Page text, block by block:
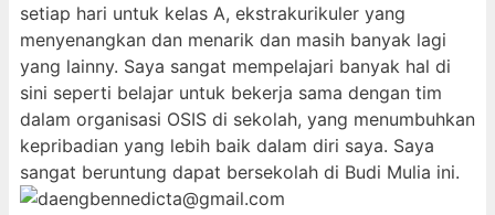
setiap hari untuk kelas A, ekstrakurikuler yang
menyenangkan dan menarik dan masih banyak lagi
yang lainny. Saya sangat mempelajari banyak hal di
sini seperti belajar untuk bekerja sama dengan tim
dalam organisasi OSIS di sekolah, yang menumbuhkan
kepribadian yang lebih baik dalam diri saya. Saya
sangat beruntung dapat bersekolah di Budi Mulia ini.